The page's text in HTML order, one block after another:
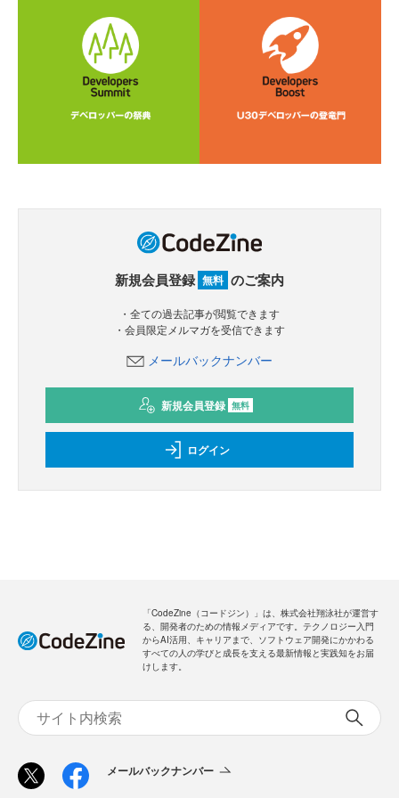
新規会員登録 無料 のご案内
・全ての過去記事が閲覧できます
・会員限定メルマガを受信できます
メールバックナンバー
新規会員登録 無料
ログイン
「CodeZine（コードジン）」は、株式会社翔泳社が運営す
る、開発者のための情報メディアです。テクノロジー入門
からAI活用、キャリアまで、ソフトウェア開発にかかわる
すべての人の学びと成長を支える最新情報と実践知をお届
けします。
メールバックナンバー